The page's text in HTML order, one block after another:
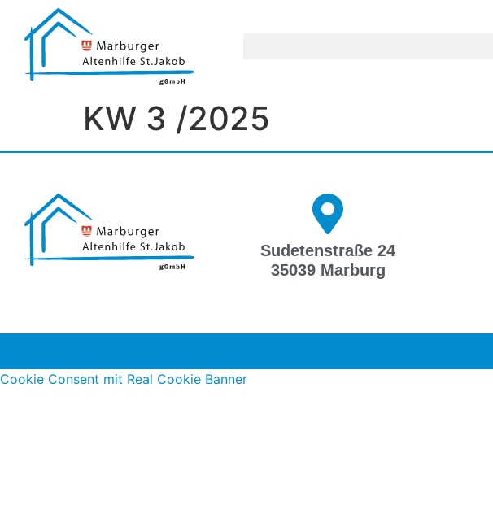
KW 3 /2025
Sudetenstraße 24
35039 Marburg
Cookie Consent mit Real Cookie Banner